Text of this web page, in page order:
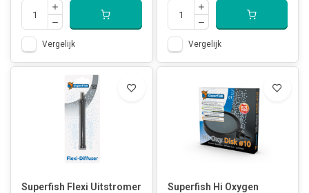
Vergelijk Vergelijk
Superfish Flexi Uitstromer
Superfish Hi Oxygen